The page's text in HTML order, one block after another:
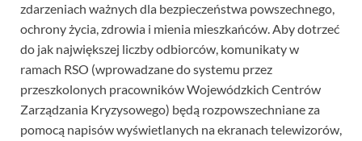
zdarzeniach ważnych dla bezpieczeństwa powszechnego,
ochrony życia, zdrowia i mienia mieszkańców. Aby dotrzeć
do jak największej liczby odbiorców, komunikaty w
ramach RSO (wprowadzane do systemu przez
przeszkolonych pracowników Wojewódzkich Centrów
Zarządzania Kryzysowego) będą rozpowszechniane za
pomocą napisów wyświetlanych na ekranach telewizorów,